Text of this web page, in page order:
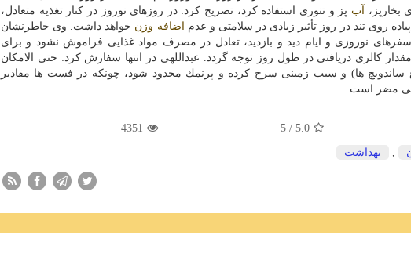
آب پز و تنوری استفاده كرد، تصریح كرد: در روزهای نوروز در كنار تغذیه متعادل،
اضافه وزن خواهد داشت. وی خاطرنشان
نوروزی و ایام دید و بازدید، تعادل در مصرف مواد غذایی فراموش نشود و برای
كالری دریافتی در طول روز توجه گردد. عبداللهی در انتها سفارش كرد: حتی الامكان
ها) و سیب زمینی سرخ كرده و پرنمك محدود شود، چونكه در فست ها مقادیر
مضر است.
5.0
/ 5
4351
بهداشت